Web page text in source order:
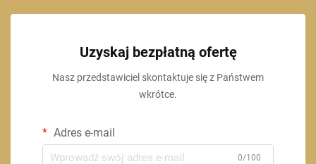
Uzyskaj bezpłatną ofertę
Nasz przedstawiciel skontaktuje się z Państwem
wkrótce.
Adres e-mail
0/100